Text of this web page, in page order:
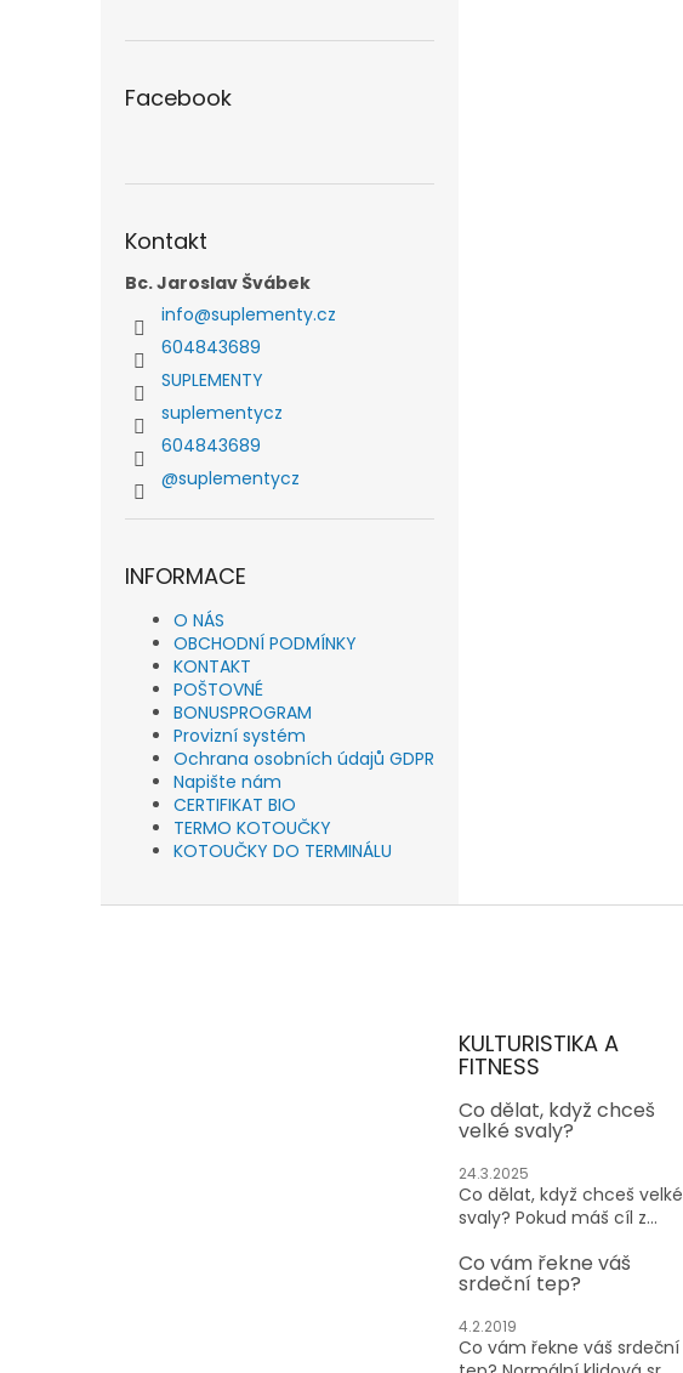
Facebook
Kontakt
Bc. Jaroslav Švábek
info@suplementy.cz
604843689
SUPLEMENTY
suplementycz
604843689
@suplementycz
INFORMACE
O NÁS
OBCHODNÍ PODMÍNKY
KONTAKT
POŠTOVNÉ
BONUSPROGRAM
Provizní systém
Ochrana osobních údajů GDPR
Napište nám
CERTIFIKAT BIO
TERMO KOTOUČKY
KOTOUČKY DO TERMINÁLU
KULTURISTIKA A
FITNESS
Co dělat, když chceš
velké svaly?
24.3.2025
Co dělat, když chceš velké
svaly? Pokud máš cíl z...
Co vám řekne váš
srdeční tep?
4.2.2019
Co vám řekne váš srdeční